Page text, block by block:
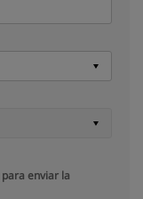
para enviar la